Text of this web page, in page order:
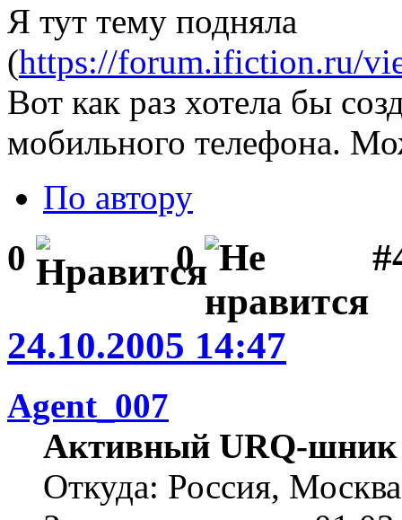
Я тут тему подняла
(https://forum.ifiction.ru/
Вот как раз хотела бы
мобильного телефона.
По автору
0 0
24.10.2005 14:47
Agent_007
Активный URQ-шник
Откуда: Россия, Москва